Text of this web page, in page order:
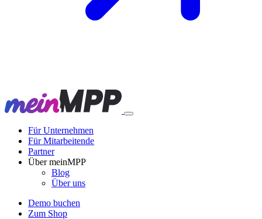
Für Unternehmen
Für Mitarbeitende
Partner
Über meinMPP
Blog
Über uns
Demo buchen
Zum Shop